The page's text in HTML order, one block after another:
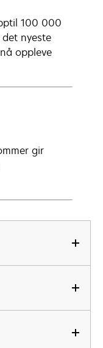
100 000
nyeste
oppleve
gir